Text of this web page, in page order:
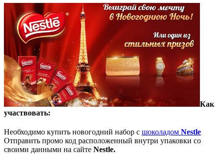
Как
участвовать:
Необходимо купить новогодний набор с шоколадом Nestle
Отправить промо код расположенный внутри упаковки со
своими данными на сайте Nestle.